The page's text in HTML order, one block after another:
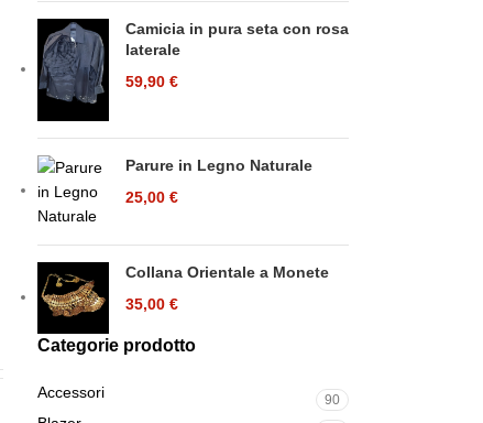
Camicia in pura seta con rosa
laterale
59,90 €
Parure in Legno Naturale
25,00 €
Collana Orientale a Monete
35,00 €
Categorie prodotto
Accessori 90